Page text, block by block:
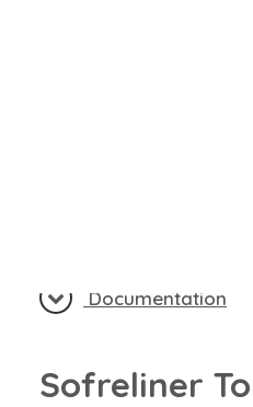
Documentation
Sofreliner